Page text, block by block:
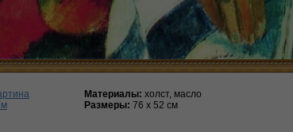
Материалы: холст, масло
Размеры: 76 х 52 см